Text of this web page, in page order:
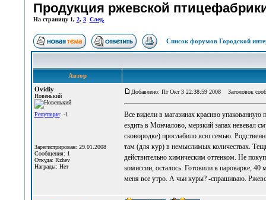
Продукция ржевской
На страницу 1, 2, 3 След.
Список форумов Городской
Автор
Ovidiy
Новенький
Репутация: -1
Зарегистрирован: 29.01.2008
Сообщения: 1
Откуда: Rzhev
Награды: Нет
Добавлено: Пт Окт 3 22:38:59 2008 Заголовок
Все видели в магазинах красиво
ездить в Мончалово, мерзкий запах невевал
сковородке) прослабило всю семью.
там (для кур) в немыслимых количествах.
действительно химическим оттенком. Не
комиссии, осталось. Готовили в пароварке,
меня все утро. А чьи куры? -спрашиваю.